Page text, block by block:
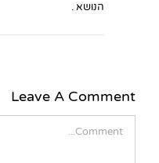
הנושא .
Leave A Comment